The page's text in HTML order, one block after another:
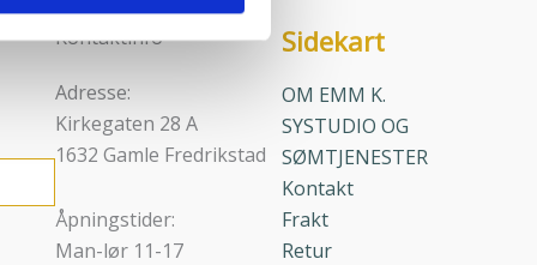
Kontaktinfo
Adresse:
Kirkegaten 28 A
1632 Gamle Fredrikstad
Åpningstider:
Man-lør 11-17
Sidekart
OM EMM K.
SYSTUDIO OG
SØMTJENESTER
Kontakt
Frakt
Retur